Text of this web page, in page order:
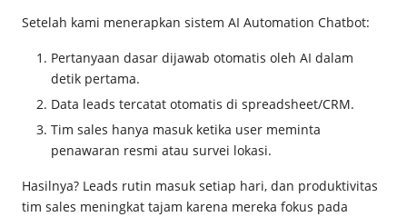
Setelah kami menerapkan sistem AI Automation Chatbot:
Pertanyaan dasar dijawab otomatis oleh AI dalam
detik pertama.
Data leads tercatat otomatis di spreadsheet/CRM.
Tim sales hanya masuk ketika user meminta
penawaran resmi atau survei lokasi.
Hasilnya? Leads rutin masuk setiap hari, dan produktivitas
tim sales meningkat tajam karena mereka fokus pada